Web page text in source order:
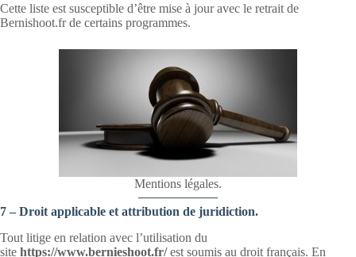
Cette liste est susceptible d’être mise à jour avec le retrait de
Bernishoot.fr de certains programmes.
Mentions légales.
7 – Droit applicable et attribution de juridiction.
Tout litige en relation avec l’utilisation du
site https://www.bernieshoot.fr/est soumis au droit français. En